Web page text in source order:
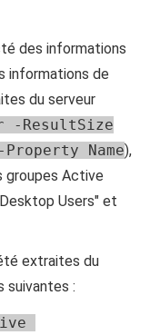
des informations
informations de
du serveur
-ResultSize
Name),
groupes Active
Users" et
extraites du
suivantes :